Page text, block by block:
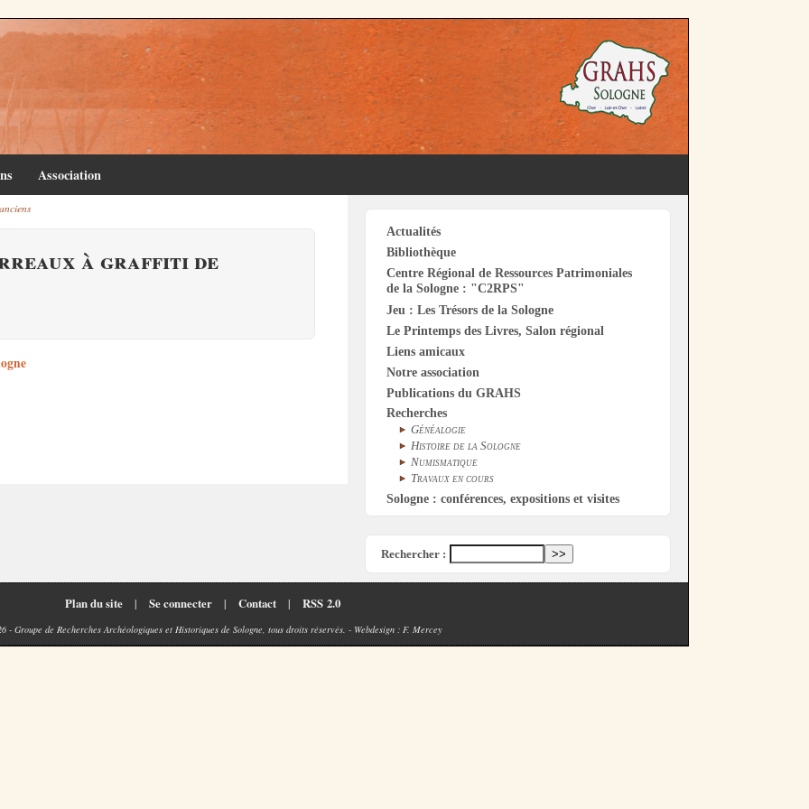
Association
à graffiti de
Actualités
Bibliothèque
Centre Régional de Ressources Patrimoniales
de la Sologne : "C2RPS"
Jeu : Les Trésors de la Sologne
Le Printemps des Livres, Salon régional
Liens amicaux
Notre association
Publications du GRAHS
Recherches
Généalogie
Histoire de la Sologne
Numismatique
Travaux en cours
Sologne : conférences, expositions et visites
Rechercher :
Plan du site | Se connecter | Contact | RSS 2.0
- Groupe de Recherches Archéologiques et Historiques de Sologne, tous droits réservés. - Webdesign : F. Mercey